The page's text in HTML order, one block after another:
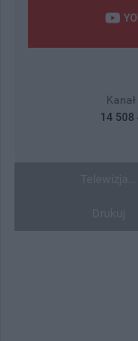
14 508